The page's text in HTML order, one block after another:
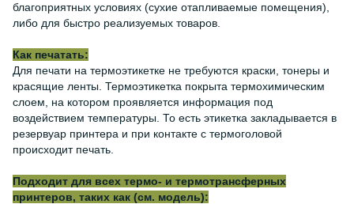
благоприятных условиях (сухие отапливаемые помещения),
либо для быстро реализуемых товаров.
Как печатать:
Для печати на термоэтикетке не требуются краски, тонеры и
красящие ленты. Термоэтикетка покрыта термохимическим
слоем, на котором проявляется информация под
воздействием температуры. То есть этикетка закладывается в
резервуар принтера и при контакте с термоголовой
происходит печать.
Подходит для всех термо- и термотрансферных
принтеров, таких как (см. модель):